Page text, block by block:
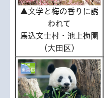
▲文学と梅の香りに誘
われて
馬込文士村・池上梅園
（大田区）